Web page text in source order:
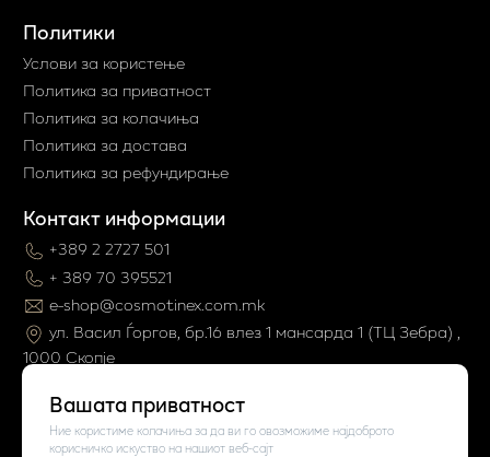
Вашата приватност
Ние користиме колачиња за да ви го овозможиме најдоброто
корисничко искуство на нашиот веб-сајт
Политики
Услови за користење
Политика за приватност
Политика за колачиња
Политика за достава
Политика за рефундирање
Контакт информации
+389 2 2727 501
+ 389 70 395521
e-shop@cosmotinex.com.mk
ул. Васил Ѓоргов, бр.16 влез 1 мaнсарда 1 (ТЦ Зебра) ,
1000 Скопје